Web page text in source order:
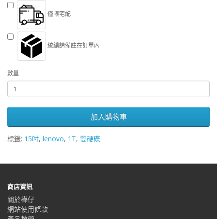
僅限宅配
統編請備註在訂單內
數量
加入購物車
標籤: 15吋, lenovo, 1T, 雙硬碟
商店資訊
關於樺仔
網站使用條款